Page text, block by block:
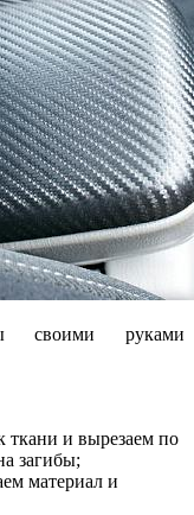
своими руками
и вырезаем по
загибы;
материал и